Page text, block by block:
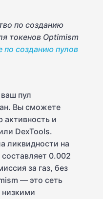
по созданию
токенов Optimism
по созданию пулов
пул
Вы сможете
активность и
DexTools.
ликвидности на
0.002
за газ, без
— это сеть
низкими